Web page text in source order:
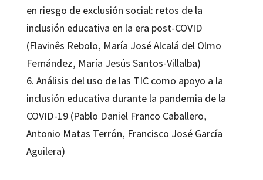
en riesgo de exclusión social: retos de la
inclusión educativa en la era post-COVID
(Flavinês Rebolo, María José Alcalá del Olmo
Fernández, María Jesús Santos-Villalba)
6. Análisis del uso de las TIC como apoyo a la
inclusión educativa durante la pandemia de la
COVID-19 (Pablo Daniel Franco Caballero,
Antonio Matas Terrón, Francisco José García
Aguilera)